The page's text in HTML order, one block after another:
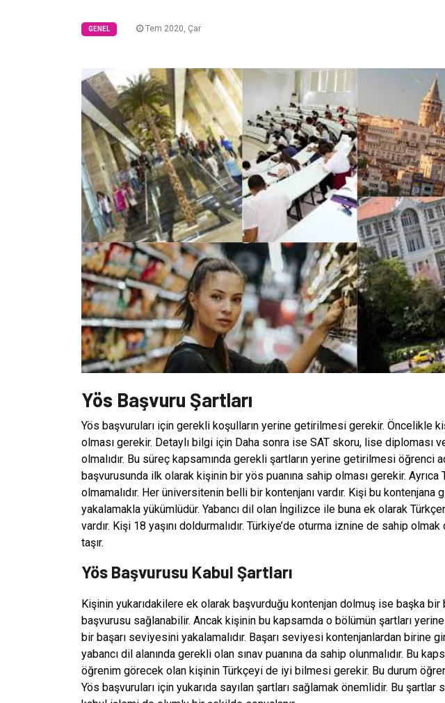
GENEL Tem 2020, Çar
Yös Başvuru Şartları
Yös başvuruları için gerekli koşulların yerine getirilmesi gerekir. Öncelikle
olması gerekir. Detaylı bilgi için Daha sonra ise SAT skoru, lise diploması
olmalıdır. Bu süreç kapsamında gerekli şartların yerine getirilmesi öğrenci
başvurusunda ilk olarak kişinin bir yös puanına sahip olması gerekir. Ayrıca
olmamalıdır. Her üniversitenin belli bir kontenjanı vardır. Kişi bu kontenjana
yakalamakla yükümlüdür. Yabancı dil olan İngilizce ile buna ek olarak
vardır. Kişi 18 yaşını doldurmalıdır. Türkiye’de oturma iznine de sahip
taşır.
Yös Başvurusu Kabul Şartları
Kişinin yukarıdakilere ek olarak başvurduğu kontenjan dolmuş ise başka bir
başvurusu sağlanabilir. Ancak kişinin bu kapsamda o bölümün şartları
bir başarı seviyesini yakalamalıdır. Başarı seviyesi kontenjanlardan birine
yabancı dil alanında gerekli olan sınav puanına da sahip olunmalıdır. Bu
öğrenim görecek olan kişinin Türkçeyi de iyi bilmesi gerekir. Bu durum
Yös başvuruları için yukarıda sayılan şartları sağlamak önemlidir. Bu şartlar